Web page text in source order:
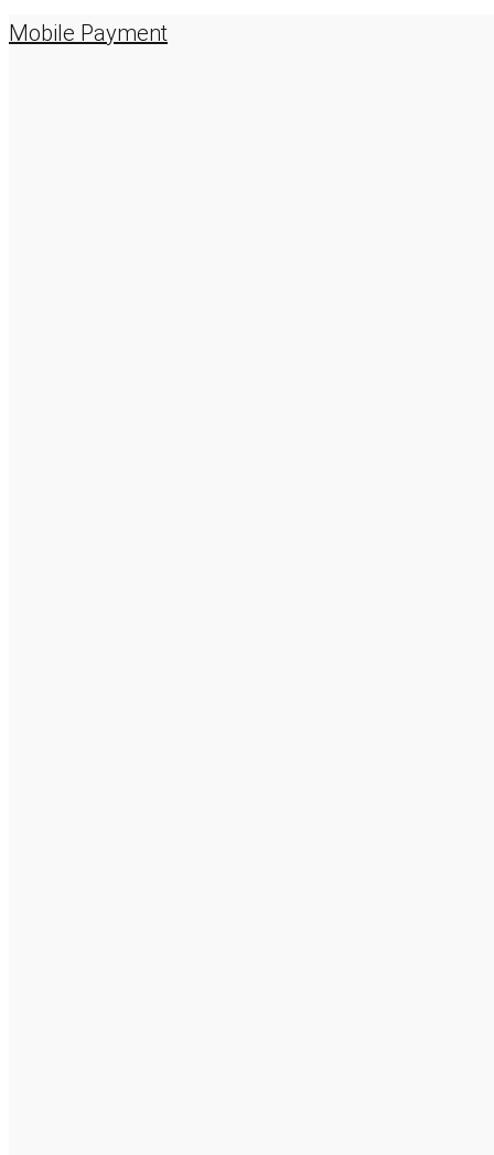
Mobile Payment